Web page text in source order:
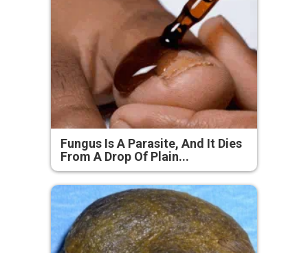
Fungus Is A Parasite, And It Dies
From A Drop Of Plain...